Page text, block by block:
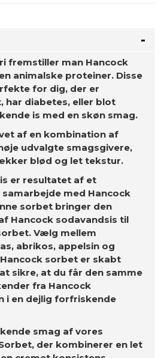
fremstiller man Hancock
animalske proteiner. Disse
for dig, der er
har diabetes, eller blot
is med en skøn smag.
af en kombination af
udvalgte smagsgivere,
blød og let tekstur.
er resultatet af et
med Hancock
sorbet bringer den
Hancock sodavandsis til
Vælg mellem
abrikos, appelsin og
sorbet er skabt
sikre, at du får den samme
fra Hancock
i en dejlig forfriskende
smag af vores
der kombinerer en let